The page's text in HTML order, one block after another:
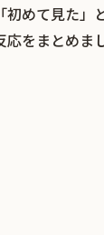
初めて見た」
をまとめま